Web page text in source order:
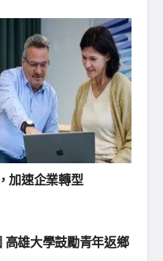
加速企業轉型
雄大學鼓勵青年返鄉